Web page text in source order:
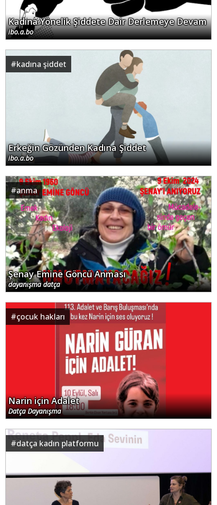
Kadına Yönelik Şiddete Dair Derlemeye Devam
ibo.a.bo
#kadına şiddet
Erkeğin Gözünden Kadına Şiddet
ibo.a.bo
#anma
Şenay Emine Göncü Anması
dayanışma datça
#çocuk hakları
Narin için Adalet
Datça Dayanışma
#datça kadın platformu